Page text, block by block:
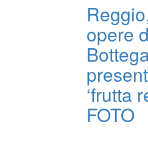
opere
‘frutta
FOTO